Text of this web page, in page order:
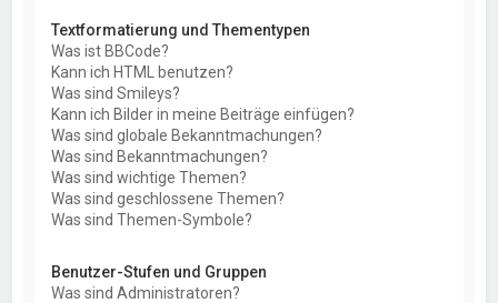
Textformatierung und Thementypen
Was ist BBCode?
Kann ich HTML benutzen?
Was sind Smileys?
Kann ich Bilder in meine Beiträge einfügen?
Was sind globale Bekanntmachungen?
Was sind Bekanntmachungen?
Was sind wichtige Themen?
Was sind geschlossene Themen?
Was sind Themen-Symbole?
Benutzer-Stufen und Gruppen
Was sind Administratoren?